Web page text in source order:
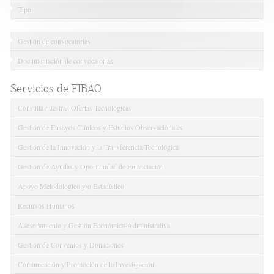
Tipo
Gestión de convocatorias
Documentación de convocatorias
Servicios de FIBAO
Consulta nuestras Ofertas Tecnológicas
Gestión de Ensayos Clínicos y Estudios Observacionales
Gestión de la Innovación y la Transferencia Tecnológica
Gestión de Ayudas y Oportunidad de Financiación
Apoyo Metodológico y/o Estadístico
Recursos Humanos
Asesoramiento y Gestión Económica-Administrativa
Gestión de Convenios y Donaciones
Comunicación y Promoción de la Investigación